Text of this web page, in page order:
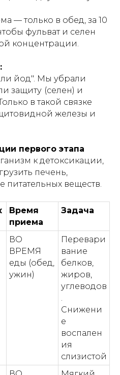
— только в обед, за 10
фульват и селен
концентрации.
йод". Мы убрали
защиту (селен) и
в такой связке
железы и
первого этапа
к детоксикации,
печень,
питательных веществ.
Время
приема
Задача
ВО
ВРЕМЯ
еды (обед,
ужин)
Перевари
вание
белков,
жиров,
углеводов
.
Снижени
е
воспален
ия
слизистой